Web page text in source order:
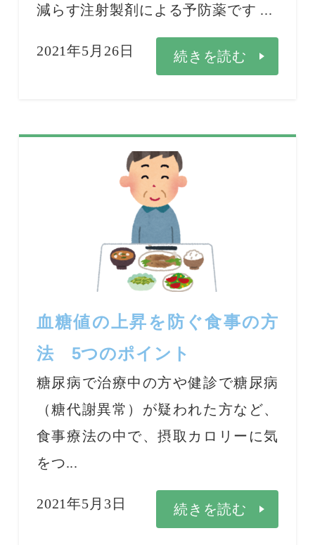
減らす注射製剤による予防薬です ...
続きを読む
2021年5月26日
血糖値の上昇を防ぐ食事の方
法 5つのポイント
糖尿病で治療中の方や健診で糖尿病
（糖代謝異常）が疑われた方など、
食事療法の中で、摂取カロリーに気
をつ...
続きを読む
2021年5月3日